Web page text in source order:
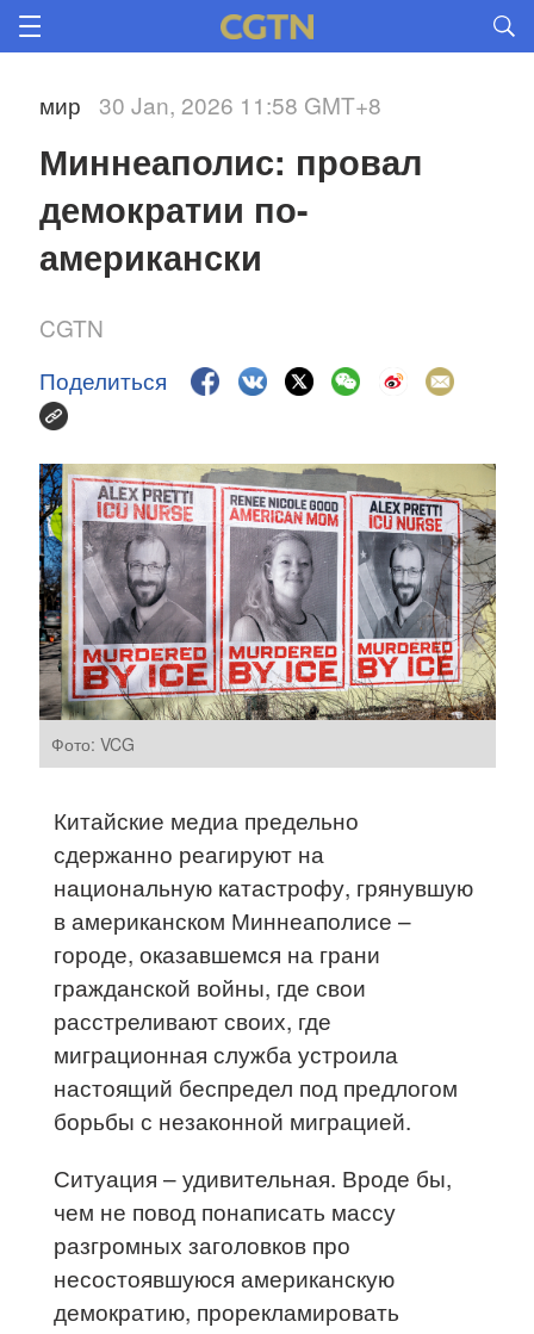
мир 30 Jan, 2026 11:58 GMT+8
Миннеаполис: провал
демократии по-
американски
CGTN
Поделиться
Фото: VCG
Китайские медиа предельно
сдержанно реагируют на
национальную катастрофу, грянувшую
в американском Миннеаполисе –
городе, оказавшемся на грани
гражданской войны, где свои
расстреливают своих, где
миграционная служба устроила
настоящий беспредел под предлогом
борьбы с незаконной миграцией.
Ситуация – удивительная. Вроде бы,
чем не повод понаписать массу
разгромных заголовков про
несостоявшуюся американскую
демократию, прорекламировать